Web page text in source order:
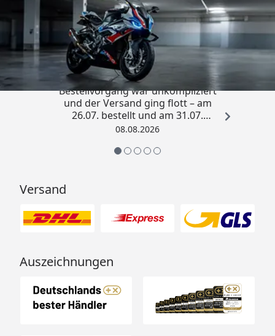
Trusted Shops
4,85/ 5
„Sehr zufriedener Kauf! Der
Bestellvorgang war unkompliziert
und der Versand ging flott – am
26.07. bestellt und am 31.07.
geliefert. Die Abdeckplane
Beschreibung und schützt
08.08.2026
Versand
Auszeichnungen